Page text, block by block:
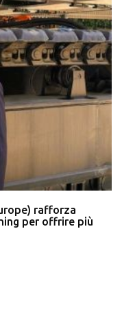
rafforza
per offrire più